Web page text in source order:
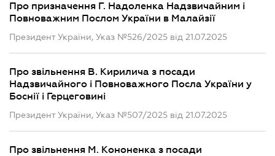
Про призначення Г. Надоленка Надзвичайним і
Повноважним Послом України в Малайзії
Президент України, Указ №526/2025 від 21.07.2025
Про звільнення В. Кирилича з посади
Надзвичайного і Повноважного Посла України у
Боснії і Герцеговині
Президент України, Указ №507/2025 від 21.07.2025
Про звільнення М. Кононенка з посади